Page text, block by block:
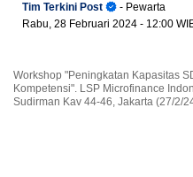
Tim Terkini Post
- Pewarta
Rabu, 28 Februari 2024 - 12:00
Workshop "Peningkatan Kapasitas
Kompetensi". LSP Microfinance
Sudirman Kav 44-46, Jakarta (27/2/